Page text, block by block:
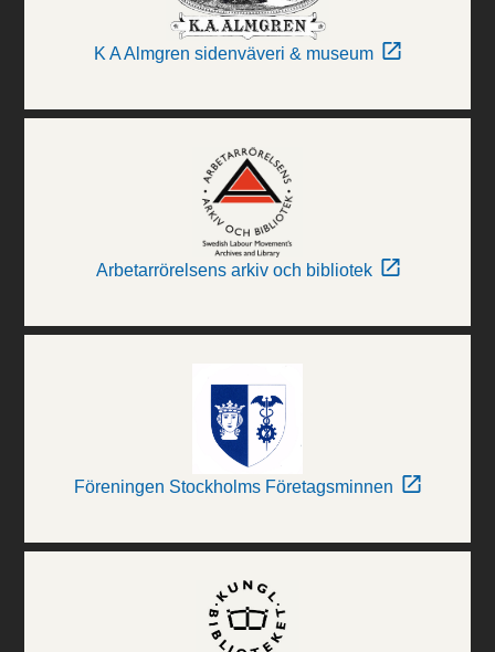
K A Almgren sidenväveri & museum
Arbetarrörelsens arkiv och bibliotek
Föreningen Stockholms Företagsminnen